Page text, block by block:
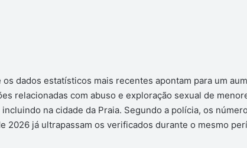
os dados estatísticos mais recentes apontam para um
relacionadas com abuso e exploração sexual de
na cidade da Praia. Segundo a polícia, os
2026 já ultrapassam os verificados durante o mesmo